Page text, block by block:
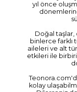
yıl önce
Doğal taşlar,
binlerce farklı
aileleri ve alt
etkileri ile
kolay